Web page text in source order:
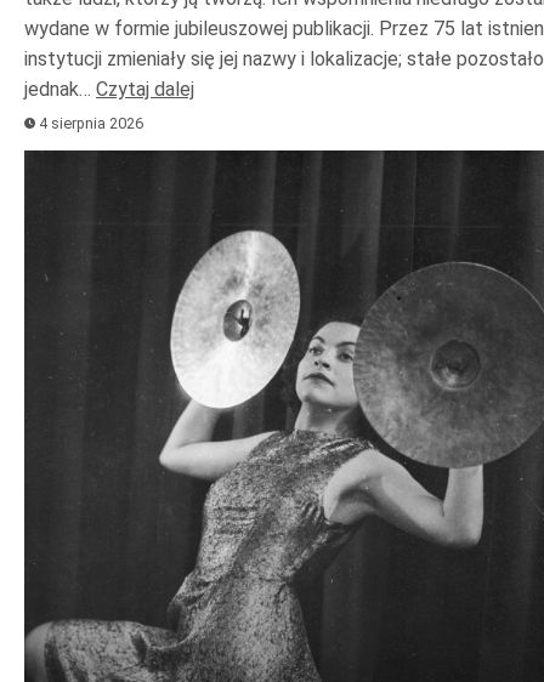
wydane w formie jubileuszowej publikacji. Przez 75 lat
instytucji zmieniały się jej nazwy i lokalizacje; stałe pozostało
jednak… Czytaj dalej
4 sierpnia 2026